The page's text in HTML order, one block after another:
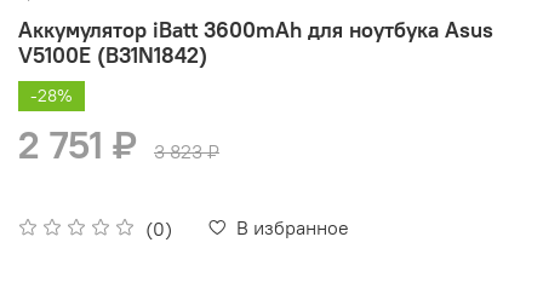
Аккумулятор iBatt 3600mAh для ноутбука Asus
V5100E (B31N1842)
(0) В избранное
-28%
2 751 ₽ 3 823 ₽